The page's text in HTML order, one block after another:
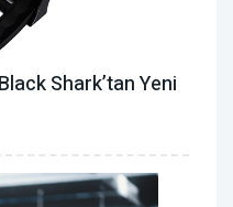
Shark’tan Yeni